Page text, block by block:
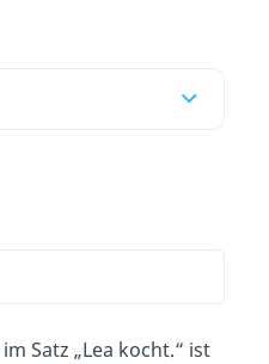
im Satz „Lea kocht.“ ist